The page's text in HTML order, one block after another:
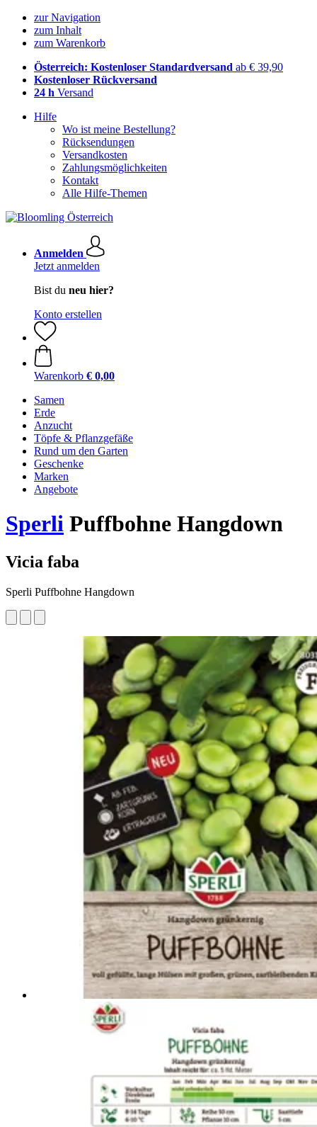
zur Navigation
zum Inhalt
zum Warenkorb
Österreich: Kostenloser Standardversand ab € 39,90
Kostenloser Rückversand
24 h Versand
Hilfe
Wo ist meine Bestellung?
Rücksendungen
Versandkosten
Zahlungsmöglichkeiten
Kontakt
Alle Hilfe-Themen
Anmelden
Jetzt anmelden
Bist du neu hier?
Konto erstellen
Warenkorb € 0,00
Samen
Erde
Anzucht
Töpfe & Pflanzgefäße
Rund um den Garten
Geschenke
Marken
Angebote
Sperli Puffbohne Hangdown
Vicia faba
Sperli Puffbohne Hangdown